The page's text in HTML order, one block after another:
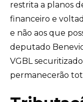
restrita a planos
financeiro e
e não aos que
deputado
VGBL
permanecerão